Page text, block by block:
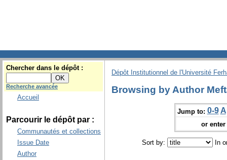
Chercher dans le dépôt :
Recherche avancée
Accueil
Parcourir le dépôt par :
Communautés et collections
Issue Date
Author
Dépôt Institutionnel de l'Université
Browsing by Author
Jump to: 0-9 A
or
Sort by: In